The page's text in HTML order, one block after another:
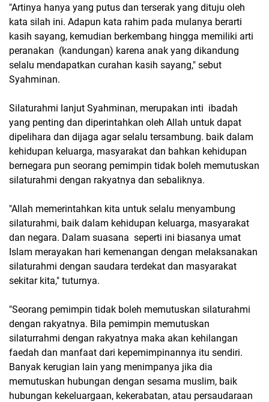
"Artinya hanya yang putus dan terserak yang dituju oleh
kata silah ini. Adapun kata rahim pada mulanya berarti
kasih sayang, kemudian berkembang hingga memiliki arti
peranakan (kandungan) karena anak yang dikandung
selalu mendapatkan curahan kasih sayang," sebut
Syahminan.
Silaturahmi lanjut Syahminan, merupakan inti ibadah
yang penting dan diperintahkan oleh Allah untuk dapat
dipelihara dan dijaga agar selalu tersambung. baik dalam
kehidupan keluarga, masyarakat dan bahkan kehidupan
bernegara pun seorang pemimpin tidak boleh memutuskan
silaturahmi dengan rakyatnya dan sebaliknya.
"Allah memerintahkan kita untuk selalu menyambung
silaturahmi, baik dalam kehidupan keluarga, masyarakat
dan negara. Dalam suasana seperti ini biasanya umat
Islam merayakan hari kemenangan dengan melaksanakan
silaturahmi dengan saudara terdekat dan masyarakat
sekitar kita," tuturnya.
"Seorang pemimpin tidak boleh memutuskan silaturahmi
dengan rakyatnya. Bila pemimpin memutuskan
silaturrahmi dengan rakyatnya maka akan kehilangan
faedah dan manfaat dari kepemimpinannya itu sendiri.
Banyak kerugian lain yang menimpanya jika dia
memutuskan hubungan dengan sesama muslim, baik
hubungan kekeluargaan, kekerabatan, atau persaudaraan